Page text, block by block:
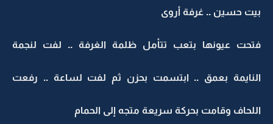
بيت حسين .. غرفة أروى
فتحت عيونها بتعب تتأمل ظلمة الغرفة .. لفت لنجمة
النايمة بعمق .. ابتسمت بحزن ثم لفت لساعة .. رفعت
اللحاف وقامت بحركة سريعة متجه إلى الحمام